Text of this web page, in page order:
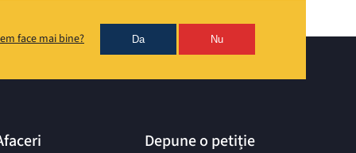
face mai bine? Da Nu
Depune o petiție